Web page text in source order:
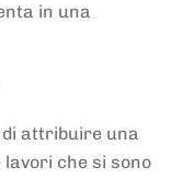
in una
di attribuire una
lavori che si sono